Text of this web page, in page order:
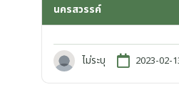
นครสวรรค์
ไม่ระบุ 2023-02-